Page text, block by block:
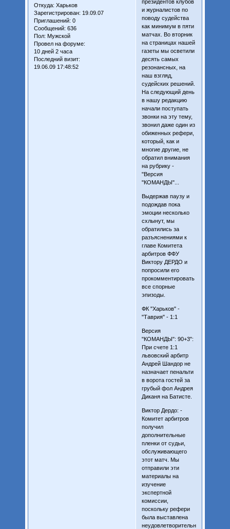
Откуда: Харьков
Зарегистрирован: 19.09.07
Приглашений: 0
Сообщений: 636
Пол: Мужской
Провел на форуме:
10 дней 2 часа
Последний визит:
19.06.09 17:48:52
президентов клубов
и журналистов по
поводу судейства
как минимум в пяти
матчах. Во вторник
на страницах нашей
газеты мы осветили
десять самых
резонансных, на
наш взгляд,
судейских решений.
На следующий день
в нашу редакцию
начали поступать
звонки на эту тему,
звонил даже один из
обиженных рефери,
который, как и
многие другие, не
обратил внимания
на рубрику -
"Версия
"КОМАНДЫ"...
Выдержав паузу и
подождав пока
эмоции несколько
схлынут, мы
обратились за
разъяснениями к
главе Комитета
арбитров ФФУ
Виктору ДЕРДО и
попросили его
прокомментировать
все спорные
эпизоды.
ФК "Харьков" -
"Таврия" - 1:1
Версия
"КОМАНДЫ": 90+3":
При счете 1:1
львовский арбитр
Андрей Шандор не
назначает пенальти
в ворота гостей за
грубый фол Андрея
Диканя на Батисте.
Виктор Дердо: -
Комитет арбитров
получил
дополнительные
пленки от судьи,
обслуживающего
этот матч. Мы
отправили эти
материалы на
изучение
экспертной
комиссии,
поскольку рефери
была выставлена
неудовлетворительная